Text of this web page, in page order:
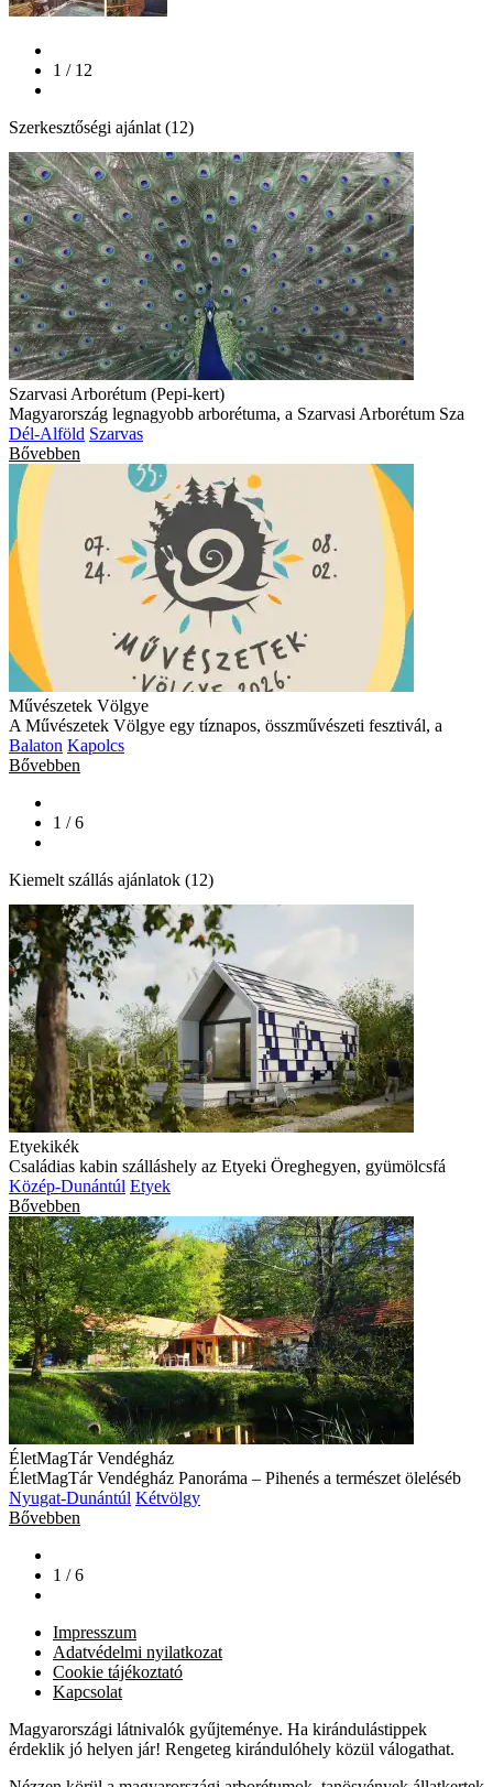
1 / 12
Szerkesztőségi ajánlat (12)
Szarvasi Arborétum (Pepi-kert)
Magyarország legnagyobb arborétuma, a Szarvasi Arborétum Sza
Dél-Alföld Szarvas
Bővebben
Művészetek Völgye
A Művészetek Völgye egy tíznapos, összművészeti fesztivál, a
Balaton Kapolcs
Bővebben
1 / 6
Kiemelt szállás ajánlatok (12)
Etyekikék
Családias kabin szálláshely az Etyeki Öreghegyen, gyümölcsfá
Közép-Dunántúl Etyek
Bővebben
ÉletMagTár Vendégház
ÉletMagTár Vendégház Panoráma – Pihenés a természet öleléséb
Nyugat-Dunántúl Kétvölgy
Bővebben
1 / 6
Impresszum
Adatvédelmi nyilatkozat
Cookie tájékoztató
Kapcsolat
Magyarországi látnivalók gyűjteménye. Ha kirándulástippek
érdeklik jó helyen jár! Rengeteg kirándulóhely közül válogathat.